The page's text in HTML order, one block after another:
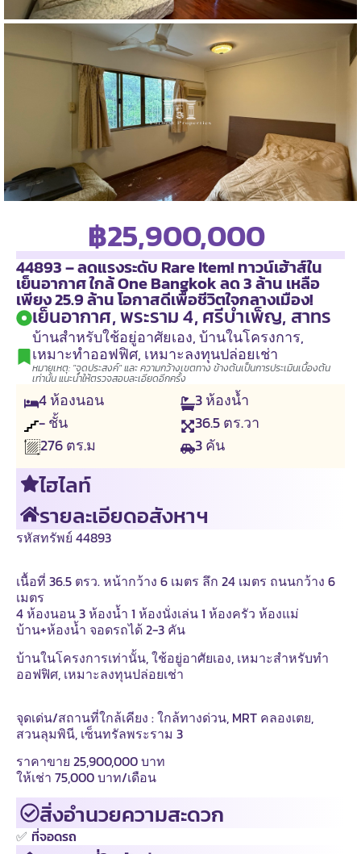
฿25,900,000
44893 – ลดแรงระดับ Rare Item! ทาวน์เฮ้าส์ใน
เย็นอากาศ ใกล้ One Bangkok ลด 3 ล้าน เหลือ
เพียง 25.9 ล้าน โอกาสดีเพื่อชีวิตใจกลางเมือง!
เย็นอากาศ, พระราม 4, ศรีบำเพ็ญ, สาทร
บ้านสำหรับใช้อยู่อาศัยเอง,บ้านในโครงการ,
เหมาะทำออฟฟิศ, เหมาะลงทุนปล่อยเช่า
หมายเหตุ: "จุดประสงค์" และ ความกว้างเขตทาง ข้างต้นเป็นการประเมินเบื้องต้น
เท่านั้น แนะนำให้ตรวจสอบละเอียดอีกครั้ง
4ห้องนอน 3ห้องน้ำ
- ชั้น
36.5ตร.วา
276ตร.ม 3คัน
ไฮไลท์
รายละเอียดอสังหาฯ
รหัสทรัพย์ 44893
เนื้อที่ 36.5 ตรว. หน้ากว้าง 6 เมตร ลึก 24 เมตร ถนนกว้าง 6
เมตร
4 ห้องนอน 3 ห้องน้ำ 1 ห้องนั่งเล่น 1 ห้องครัว ห้องแม่
บ้าน+ห้องน้ำ จอดรถได้ 2-3 คัน
บ้านในโครงการเท่านั้น, ใช้อยู่อาศัยเอง, เหมาะสำหรับทำ
ออฟฟิศ, เหมาะลงทุนปล่อยเช่า
จุดเด่น/สถานที่ใกล้เคียง : ใกล้ทางด่วน, MRT คลองเตย,
สวนลุมพินี, เซ็นทรัลพระราม 3
ราคาขาย 25,900,000 บาท
ให้เช่า 75,000 บาท/เดือน
สิ่งอำนวยความสะดวก
✅ ที่จอดรถ